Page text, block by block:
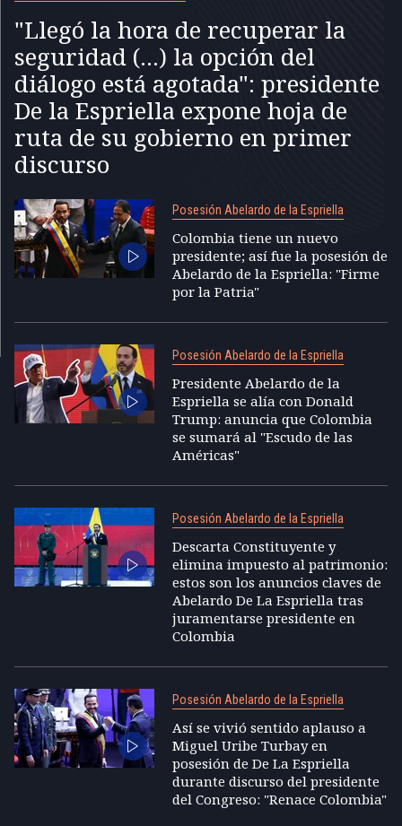
"Llegó la hora de recuperar la
seguridad (...) la opción del
diálogo está agotada": presidente
De la Espriella expone hoja de
ruta de su gobierno en primer
discurso
Posesión Abelardo de la Espriella
Colombia tiene un nuevo
presidente; así fue la posesión de
Abelardo de la Espriella: "Firme
por la Patria"
Posesión Abelardo de la Espriella
Presidente Abelardo de la
Espriella se alía con Donald
Trump: anuncia que Colombia
se sumará al "Escudo de las
Américas"
Posesión Abelardo de la Espriella
Descarta Constituyente y
elimina impuesto al patrimonio:
estos son los anuncios claves de
Abelardo De La Espriella tras
juramentarse presidente en
Colombia
Posesión Abelardo de la Espriella
Así se vivió sentido aplauso a
Miguel Uribe Turbay en
posesión de De La Espriella
durante discurso del presidente
del Congreso: "Renace Colombia"